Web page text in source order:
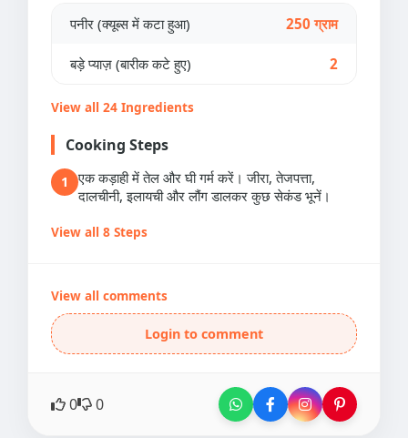
पनीर (क्यूब्स में कटा हुआ) 250 ग्राम
बड़े प्याज़ (बारीक कटे हुए) 2
View all 24 Ingredients
Cooking Steps
1
एक कड़ाही में तेल और घी गर्म करें। जीरा, तेजपत्ता,
दालचीनी, इलायची और लौंग डालकर कुछ सेकंड भूनें।
View all 8 Steps
View all comments
Login to comment
0 0